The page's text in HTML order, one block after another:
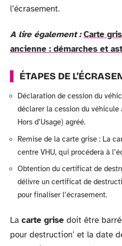
l’écrasement.
A lire également : Carte
ancienne : démarches et
ÉTAPES DE
Déclaration de cession du
déclarer la cession du véhicule
Hors d’Usage) agréé.
Remise de la carte grise : La
centre VHU, qui procédera à
Obtention du certificat de
délivre un certificat de
pour finaliser l’écrasement.
La carte grise doit être
pour destruction’ et la date